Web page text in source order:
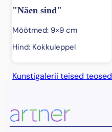
"Näen sind"
Mõõtmed: 9×9 cm
Hind: Kokkuleppel
Kunstigalerii teised teosed